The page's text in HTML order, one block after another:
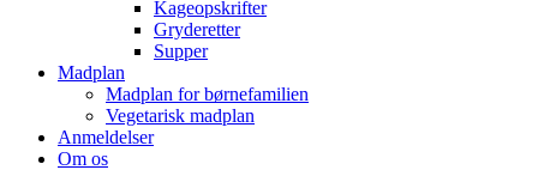
Kageopskrifter
Gryderetter
Supper
Madplan
Madplan for børnefamilien
Vegetarisk madplan
Anmeldelser
Om os